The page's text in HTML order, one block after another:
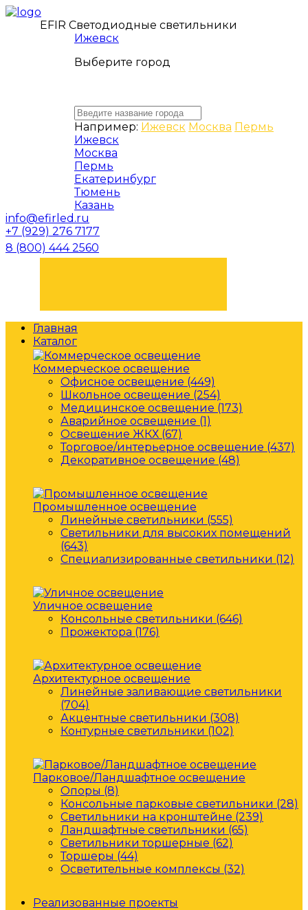
EFIR Светодиодные светильники
Ижевск
Выберите город
Например: Ижевск Москва Пермь
Ижевск
Москва
Пермь
Екатеринбург
Тюмень
Казань
info@efirled.ru
+7 (929) 276 7177
8 (800) 444 2560
Главная
Каталог
Коммерческое освещение
Офисное освещение (449)
Школьное освещение (254)
Медицинское освещение (173)
Аварийное освещение (1)
Освещение ЖКХ (67)
Торговое/интерьерное освещение (437)
Декоративное освещение (48)
Промышленное освещение
Линейные светильники (555)
Светильники для высоких помещений
(643)
Специализированные светильники (12)
Уличное освещение
Консольные светильники (646)
Прожектора (176)
Архитектурное освещение
Линейные заливающие светильники
(704)
Акцентные светильники (308)
Контурные светильники (102)
Парковое/Ландшафтное освещение
Опоры (8)
Консольные парковые светильники (28)
Светильники на кронштейне (239)
Ландшафтные светильники (65)
Светильники торшерные (62)
Торшеры (44)
Осветительные комплексы (32)
Реализованные проекты